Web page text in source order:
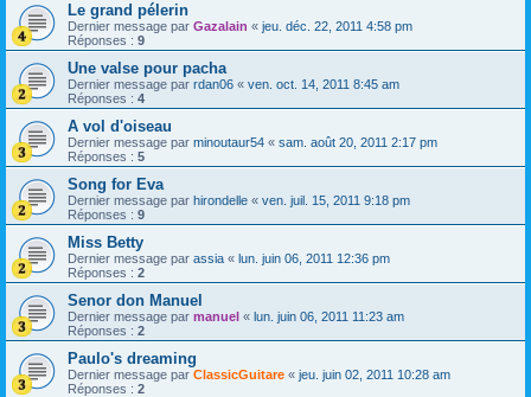
Le grand pélerin
Dernier message par Gazalain « jeu. déc. 22, 2011 4:58 pm
Réponses : 9
Une valse pour pacha
Dernier message par rdan06 « ven. oct. 14, 2011 8:45 am
Réponses : 4
A vol d'oiseau
Dernier message par minoutaur54 « sam. août 20, 2011 2:17 pm
Réponses : 5
Song for Eva
Dernier message par hirondelle « ven. juil. 15, 2011 9:18 pm
Réponses : 9
Miss Betty
Dernier message par assia « lun. juin 06, 2011 12:36 pm
Réponses : 2
Senor don Manuel
Dernier message par manuel « lun. juin 06, 2011 11:23 am
Réponses : 2
Paulo's dreaming
Dernier message par ClassicGuitare « jeu. juin 02, 2011 10:28 am
Réponses : 2